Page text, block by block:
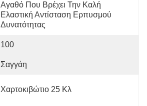
Αγαθό Που Βρέχει Την Καλή
Ελαστική Αντίσταση Ερπυσμού
Δυνατότητας
100
Σαγγάη
Χαρτοκιβώτιο 25 Κλ